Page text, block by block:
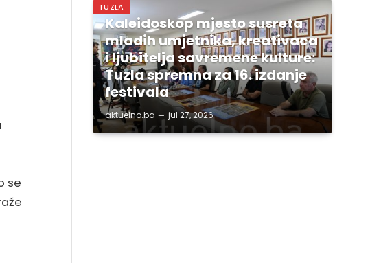
se
TUZLA
Kaleidoskop mjesto susreta
mladih umjetnika, kreativaca
i ljubitelja savremene kulture:
Tuzla spremna za 16. izdanje
festivala
aktuelno.ba jul 27, 2026